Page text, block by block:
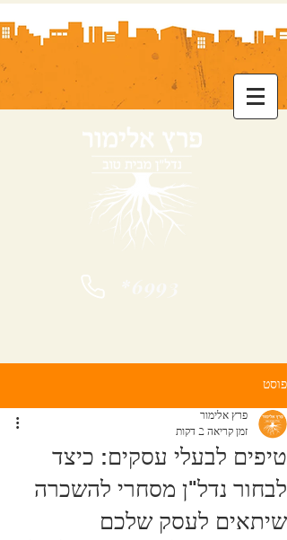
פוסט
טיפים לבעלי עסקים: כיצד
לבחור נדל"ן מסחרי להשכרה
שיתאים לעסק שלכם
פרץ אלימור
זמן קריאה 2 דקות